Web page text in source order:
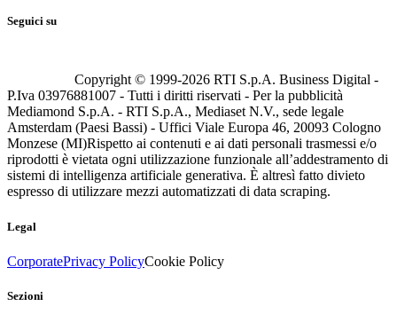
Seguici su
Copyright © 1999-2026 RTI S.p.A. Business Digital -
P.Iva 03976881007 - Tutti i diritti riservati - Per la pubblicità
Mediamond S.p.A. - RTI S.p.A., Mediaset N.V., sede legale
Amsterdam (Paesi Bassi) - Uffici Viale Europa 46, 20093 Cologno
Monzese (MI)Rispetto ai contenuti e ai dati personali trasmessi e/o
riprodotti è vietata ogni utilizzazione funzionale all’addestramento di
sistemi di intelligenza artificiale generativa. È altresì fatto divieto
espresso di utilizzare mezzi automatizzati di data scraping.
Legal
CorporatePrivacy PolicyCookie Policy
Sezioni